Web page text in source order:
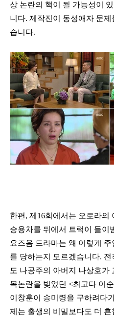
상 논란의 핵이 될 가능성이
니다. 제작진이 동성애자 문
습니다.
한편, 제16회에서는 오로라의
승용차를 뒤에서 트럭이 들이
요즈음 드라마는 왜 이렇게
를 당하는지 모르겠습니다.
도 나공주의 아버지 나상호가
목논란을 빚었던 <최고다 이
이창훈이 송미령을 구하려다
제는 출생의 비밀보다도 더